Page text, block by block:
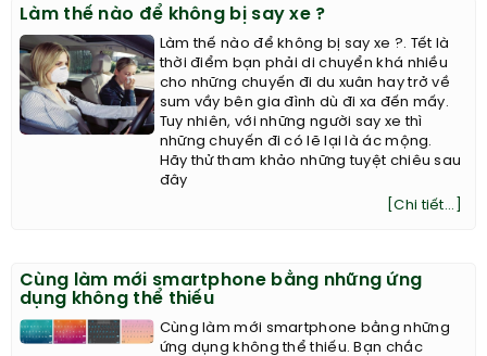
Làm thế nào để không bị say xe ?
Làm thế nào để không bị say xe ?. Tết là
thời điểm bạn phải di chuyển khá nhiều
cho những chuyến đi du xuân hay trở về
sum vầy bên gia đình dù đi xa đến mấy.
Tuy nhiên, với những người say xe thì
những chuyến đi có lẽ lại là ác mộng.
Hãy thử tham khảo những tuyệt chiêu sau
đây
[Chi tiết...]
Cùng làm mới smartphone bằng những ứng
dụng không thể thiếu
Cùng làm mới smartphone bằng những
ứng dụng không thể thiếu. Bạn chắc